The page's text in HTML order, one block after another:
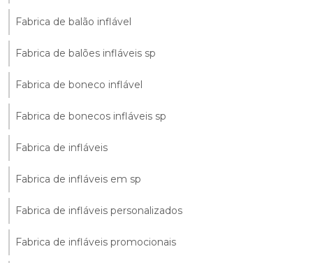
Fabrica de balão inflável
Fabrica de balões infláveis sp
Fabrica de boneco inflável
Fabrica de bonecos infláveis sp
Fabrica de infláveis
Fabrica de infláveis em sp
Fabrica de infláveis personalizados
Fabrica de infláveis promocionais